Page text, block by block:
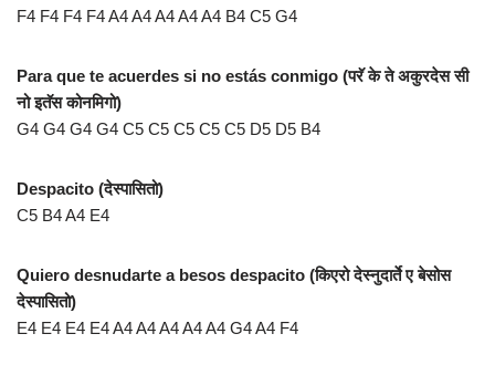
F4 F4 F4 F4 A4 A4 A4 A4 A4 B4 C5 G4
Para que te acuerdes si no estás conmigo (परॅ के ते अकुरदेस सी
नो इतॅस कोनमिगो)
G4 G4 G4 G4 C5 C5 C5 C5 C5 D5 D5 B4
Despacito (देस्पासितो)
C5 B4 A4 E4
Quiero desnudarte a besos despacito (किएरो देस्नुदार्ते ए बेसोस
देस्पासितो)
E4 E4 E4 E4 A4 A4 A4 A4 A4 G4 A4 F4